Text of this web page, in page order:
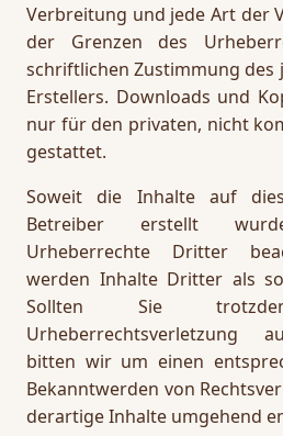
Verbreitung und jede Art der
der Grenzen des
schriftlichen Zustimmung des
Erstellers. Downloads und
nur für den privaten, nicht
gestattet.
Soweit die Inhalte auf
Betreiber erstellt
Urheberrechte Dritter
werden Inhalte Dritter als
Sollten Sie
Urheberrechtsverletzung
bitten wir um einen
Bekanntwerden von
derartige Inhalte umgehend